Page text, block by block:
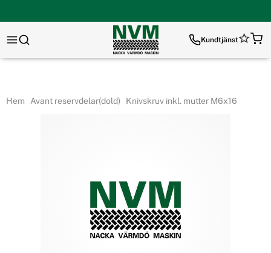
Kundtjänst
Hem Avant reservdelar(dold) Knivskruv inkl. mutter M6x16